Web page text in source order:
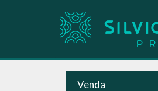
Venda